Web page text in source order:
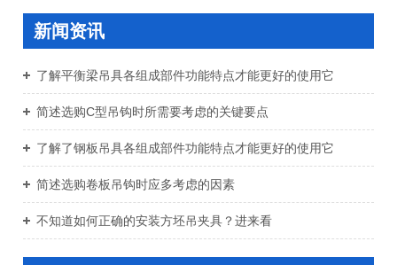
新闻资讯
了解平衡梁吊具各组成部件功能特点才能更好的使用它
简述选购C型吊钩时所需要考虑的关键要点
了解了钢板吊具各组成部件功能特点才能更好的使用它
简述选购卷板吊钩时应多考虑的因素
不知道如何正确的安装方坯吊夹具？进来看